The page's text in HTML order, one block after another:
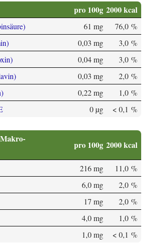
pro 100g 2000 kcal
61 mg
76,0 %
0,03 mg
3,0 %
0,04 mg
3,0 %
0,03 mg
2,0 %
0,22 mg
1,0 %
0 µg < 0,1 %
pro 100g 2000 kcal
216 mg
11,0 %
6,0 mg
2,0 %
17 mg
2,0 %
4,0 mg
1,0 %
1,0 mg < 0,1 %